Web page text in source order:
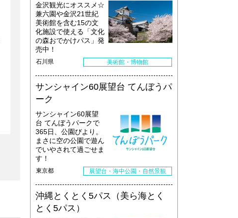
金沢観光にオススメ☆
兼六園や金沢21世紀
美術館を含む15の文
化施設で使える「文化
の森おでかけパス」発
売中！
石川県 美術館・博物館
サンシャイン60展望台 てんぼうパ
ーク
サンシャイン60展望
台 てんぼうパークで
365日、公園びより。
まさに空の公園で遊ん
でいやされて過ごせま
す！
東京都 展望台・海中公園・自然景観
沖縄とくとく5パス（美ら海とく
とく5パス）